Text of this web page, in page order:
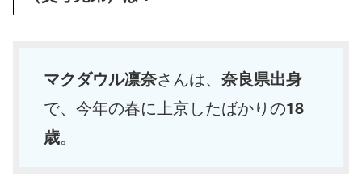
マクダウル凛奈さんは、 奈良県出身
で、今年の春に上京したばかりの18
歳。